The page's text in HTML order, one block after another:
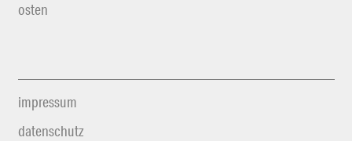
osten
impressum
datenschutz